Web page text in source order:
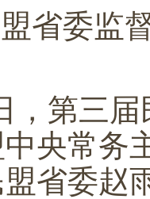
省委监
，第三
央常务
省委赵